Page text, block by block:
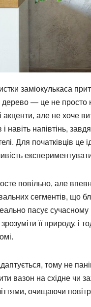
заміокулькаса
— це не просто
акценти, але не хоче
і навіть напівтінь,
Для початківців це
повільно, але
сегментів, що
пасує
її природу, і
тому не
вазон на східне чи
очищаючи